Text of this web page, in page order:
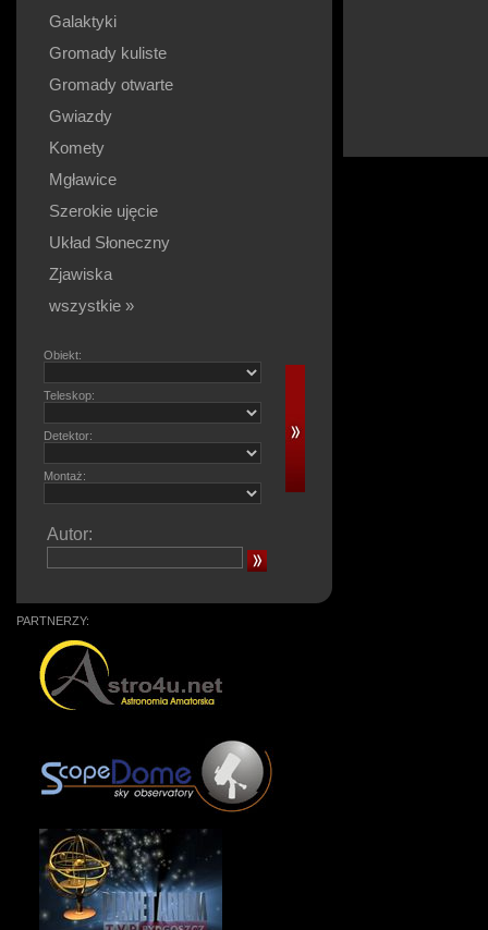
Galaktyki
Gromady kuliste
Gromady otwarte
Gwiazdy
Komety
Mgławice
Szerokie ujęcie
Układ Słoneczny
Zjawiska
wszystkie »
Obiekt:
Teleskop:
Detektor:
Montaż:
Autor:
PARTNERZY: